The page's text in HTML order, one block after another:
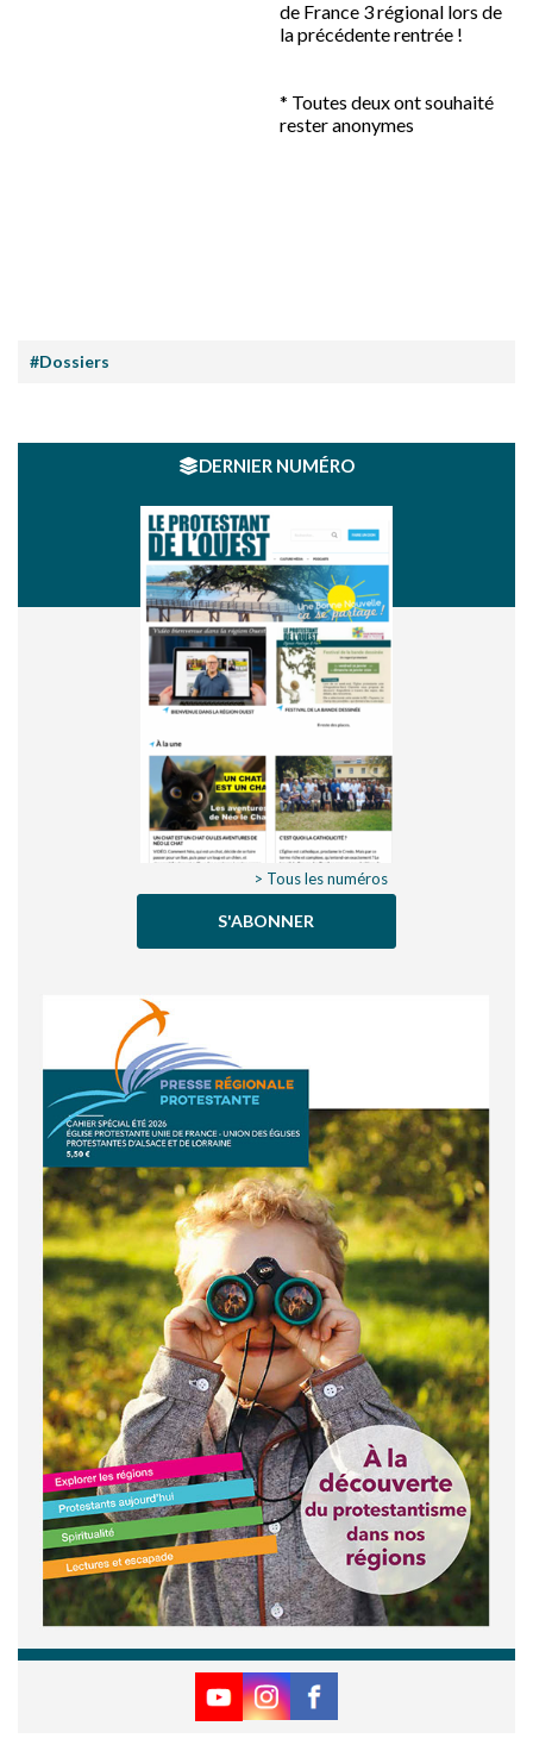
de France 3 régional lors de
la précédente rentrée !
* Toutes deux ont souhaité
rester anonymes
#Dossiers
DERNIER NUMÉRO
> Tous les numéros
S'ABONNER